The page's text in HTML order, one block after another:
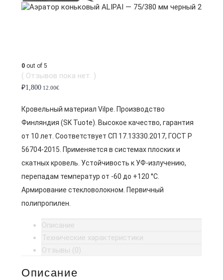
0 out of 5
( Отзывов пока нет. )
₽1,800 12.00€
Кровельный материал Vilpe. Производство
Финляндия (SK Tuote). Высокое качество, гарантия
от 10 лет. Соответствует СП 17.13330.2017, ГОСТ Р
56704-2015. Применяется в системах плоских и
скатных кровель. Устойчивость к УФ-излучению,
перепадам температур от -60 до +120 °C.
Армирование стекловолокном. Первичный
полипропилен.
Описание
Технические характеристики
Отзывы (0)
Описание